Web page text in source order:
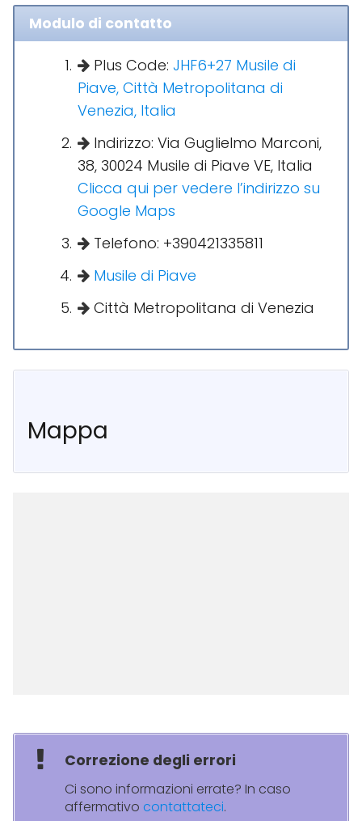
Modulo di contatto
Plus Code: JHF6+27 Musile di
Piave, Città Metropolitana di
Venezia, Italia
Indirizzo: Via Guglielmo Marconi,
38, 30024 Musile di Piave VE, Italia
Clicca qui per vedere l’indirizzo su
Google Maps
Telefono: +390421335811
Musile di Piave
Città Metropolitana di Venezia
Mappa
Correzione degli errori
Ci sono informazioni errate? In caso
affermativo contattateci.